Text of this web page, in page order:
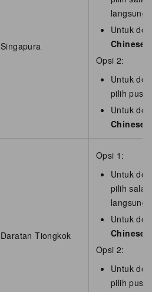
Singapura
langsung
Untuk
Chinese
Opsi 2:
Untuk
pilih
Untuk
Chinese
Daratan Tiongkok
Opsi 1:
Untuk
pilih
langsung
Untuk
Chinese
Opsi 2:
Untuk
pilih